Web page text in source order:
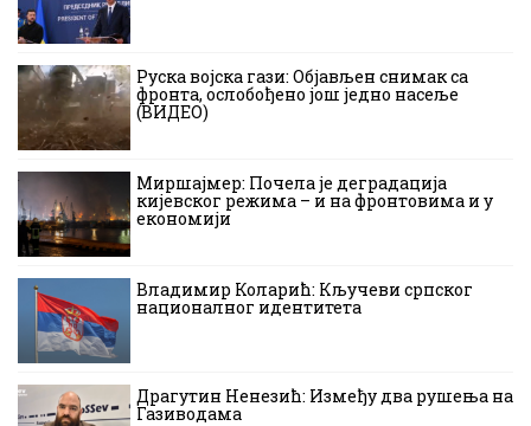
Руска војска гази: Објављен снимак са
фронта, ослобођено још једно насеље
(ВИДЕО)
Миршајмер: Почела је деградација
кијевског режима – и на фронтовима и у
економији
Владимир Коларић: Кључеви српског
националног идентитета
Драгутин Ненезић: Између два рушења на
Газиводама